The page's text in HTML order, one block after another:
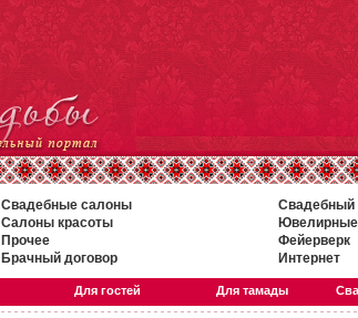
Свадебные салоны Свадебный
Салоны красоты
Прочее
Фейерверк
Брачный договор
Интернет
Для гостей Для тамады